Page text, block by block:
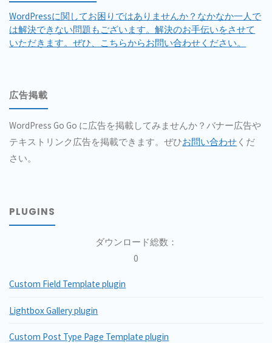
WordPressに関してお困りではありませんか？なかなか一人で
は解決できない問題もございます。解決のお手伝いをさせて
いただきます。ぜひ、こちらからお問い合わせください。
広告掲載
WordPress Go Go に広告を掲載してみませんか？バナー広告や
テキストリンク広告を掲載できます。ぜひお問い合わせ くだ
さい。
PLUGINS
ダウンロード総数：
0
Custom Field Template plugin
Lightbox Gallery plugin
Custom Post Type Page Template plugin